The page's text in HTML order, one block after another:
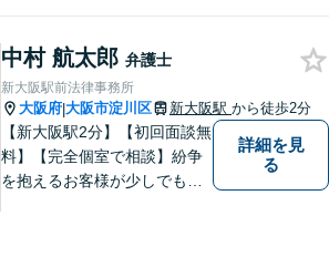
します。まずはお気軽にご相
談にいらしてください。【休
日夜間相談可】
中村 航太郎 弁護士
新大阪駅前法律事務所
大阪府|大阪市淀川区 新大阪駅 から徒歩2分
【新大阪駅2分】【初回面談無
料】【完全個室で相談】紛争
を抱えるお客様が少しでも早
詳細を見
る